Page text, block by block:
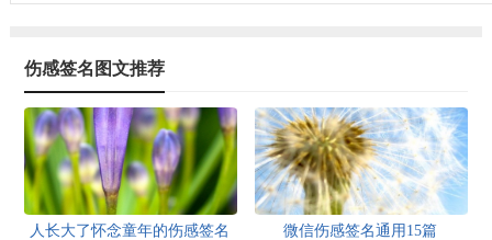
伤感签名图文推荐
人长大了怀念童年的伤感签名 微信伤感签名通用15篇